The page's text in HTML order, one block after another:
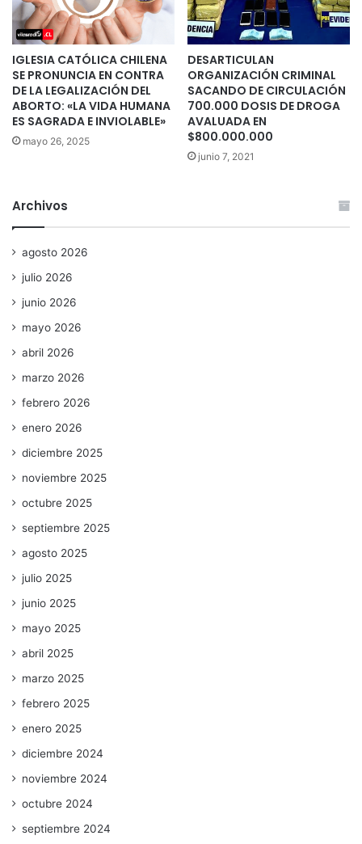
IGLESIA CATÓLICA CHILENA
SE PRONUNCIA EN CONTRA
DE LA LEGALIZACIÓN DEL
ABORTO: «LA VIDA HUMANA
ES SAGRADA E INVIOLABLE»
mayo 26, 2025
DESARTICULAN
ORGANIZACIÓN CRIMINAL
SACANDO DE CIRCULACIÓN
700.000 DOSIS DE DROGA
AVALUADA EN
$800.000.000
junio 7, 2021
Archivos
agosto 2026
julio 2026
junio 2026
mayo 2026
abril 2026
marzo 2026
febrero 2026
enero 2026
diciembre 2025
noviembre 2025
octubre 2025
septiembre 2025
agosto 2025
julio 2025
junio 2025
mayo 2025
abril 2025
marzo 2025
febrero 2025
enero 2025
diciembre 2024
noviembre 2024
octubre 2024
septiembre 2024